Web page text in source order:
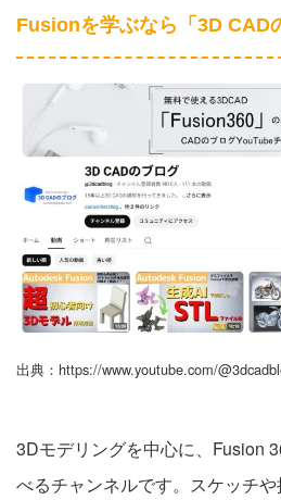
Fusionを学ぶなら「3D CAD
出典：https://www.youtube.com/
3Dモデリングを中心に、Fusion
べるチャンネルです。スケッチ